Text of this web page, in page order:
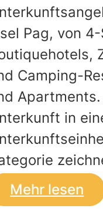
Pag, von
Camping-
in
Mehr lesen